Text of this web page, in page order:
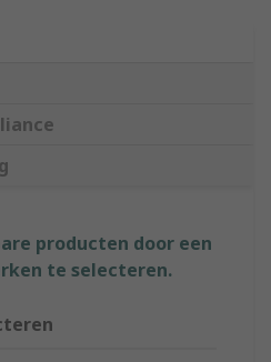
producten door een
te selecteren.